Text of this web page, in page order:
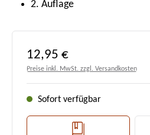
2. Auflage
Regulärer Preis:
12,95 €
Preise inkl. MwSt. zzgl. Versandkosten
Sofort verfügbar